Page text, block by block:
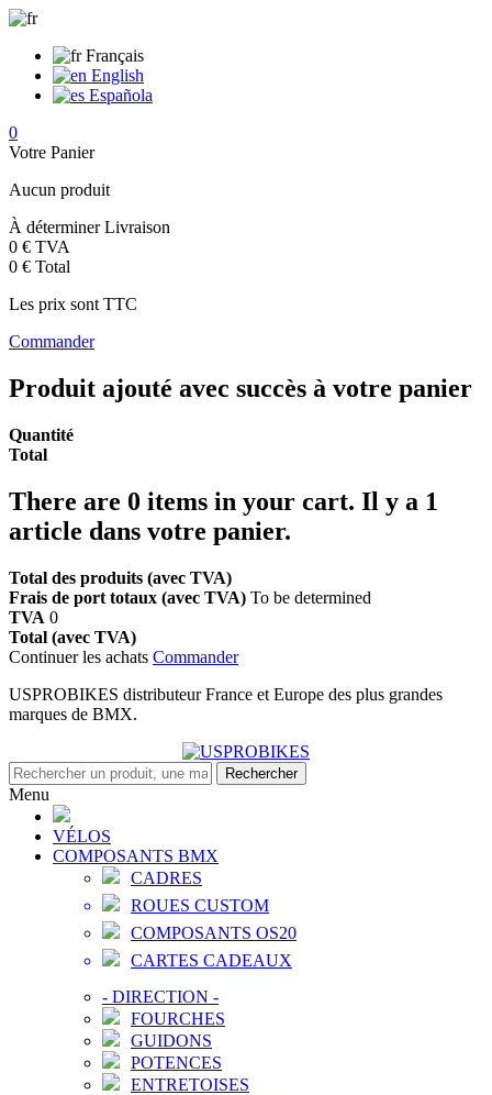
Français
English
Española
0
Votre Panier
Aucun produit
À déterminerLivraison
0 € TVA
0 € Total
Les prix sont TTC
Commander
Produit ajouté avec succès à votre panier
Quantité
Total
There are 0 items in your cart. Il y a 1
article dans votre panier.
Total des produits (avec TVA)
Frais de port totaux (avec TVA) To be determined
TVA 0
Total (avec TVA)
Continuer les achats Commander
USPROBIKES distributeur France et Europe des plus grandes
marques de BMX.
Rechercher
Menu
VÉLOS
COMPOSANTS BMX
CADRES
ROUES CUSTOM
COMPOSANTS OS20
CARTES CADEAUX
- DIRECTION -
FOURCHES
GUIDONS
POTENCES
ENTRETOISES